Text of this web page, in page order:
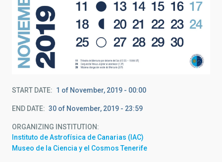
START DATE 1 of November, 2019 - 00:00
END DATE 30 of November, 2019 - 23:59
ORGANIZING INSTITUTION
Instituto de Astrofísica de Canarias (IAC)
Museo de la Ciencia y el Cosmos Tenerife